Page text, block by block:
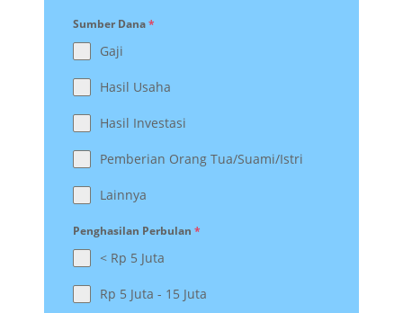
Sumber Dana*
Gaji
Hasil Usaha
Hasil Investasi
Pemberian Orang Tua/Suami/Istri
Lainnya
Penghasilan Perbulan *
< Rp 5 Juta
Rp 5 Juta - 15 Juta